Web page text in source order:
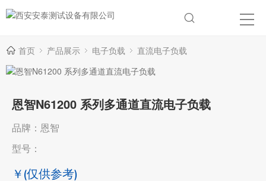
首页 产品展示 电子负载 直流电子负载
恩智N61200 系列多通道直流电子负载
品牌：恩智
型号：
￥ (仅供参考)